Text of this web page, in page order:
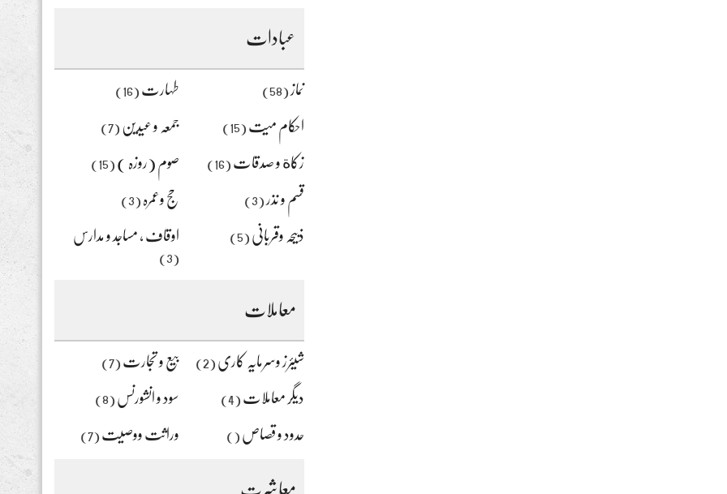
عبادات
طہارت (16) نماز (58)
جمعہ و عیدین (7) احکام میت (15)
صوم (روزہ ) (15) زکاة و صدقات (16)
حج وعمرہ (3) قسم و نذر (3)
اوقاف ، مساجد و مدارس
(3)
ذبیحہ وقربانی (5)
معاملات
بیع و تجارت (7) شیئرز وسرمایہ کاری (2)
سود و انشورنس (8) دیگر معاملات (4)
وراثت ووصیت (7) حدود و قصاص ()
معاشرت